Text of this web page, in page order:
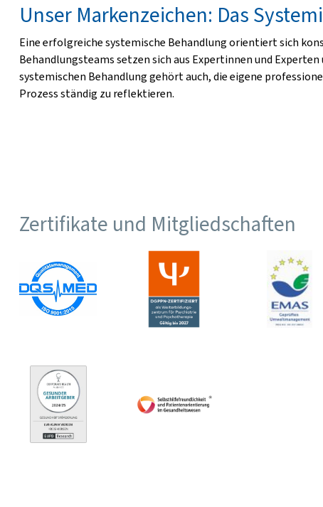
Unser Markenzeichen: Das
Eine erfolgreiche systemische Behandlung orientiert sich
Behandlungsteams setzen sich aus Expertinnen und
systemischen Behandlung gehört auch, die eigene
Prozess ständig zu reflektieren.
Zertifikate und Mitgliedschaften